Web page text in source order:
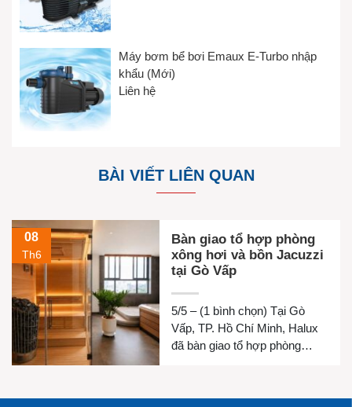
Máy bơm bể bơi Emaux E-Turbo nhập
khẩu (Mới)
Liên hệ
BÀI VIẾT LIÊN QUAN
08
Th6
Bàn giao tổ hợp phòng
xông hơi và bồn Jacuzzi
tại Gò Vấp
5/5 – (1 bình chọn) Tại Gò
Vấp, TP. Hồ Chí Minh, Halux
đã bàn giao tổ hợp phòng
đình chị Luyện. Công trình